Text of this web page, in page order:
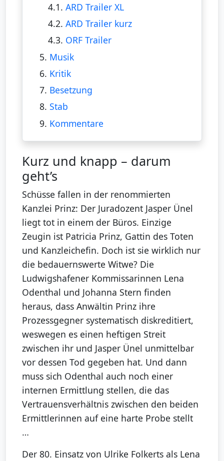
4.1.ARD Trailer XL
4.2.ARD Trailer kurz
4.3. ORF Trailer
5. Musik
6. Kritik
7. Besetzung
8. Stab
9. Kommentare
Kurz und knapp – darum
geht’s
Schüsse fallen in der renommierten
Kanzlei Prinz: Der Juradozent Jasper Ünel
liegt tot in einem der Büros. Einzige
Zeugin ist Patricia Prinz, Gattin des Toten
und Kanzleichefin. Doch ist sie wirklich nur
die bedauernswerte Witwe? Die
Ludwigshafener Kommissarinnen Lena
Odenthal und Johanna Stern finden
heraus, dass Anwältin Prinz ihre
Prozessgegner systematisch diskreditiert,
weswegen es einen heftigen Streit
zwischen ihr und Jasper Ünel unmittelbar
vor dessen Tod gegeben hat. Und dann
muss sich Odenthal auch noch einer
internen Ermittlung stellen, die das
Vertrauensverhältnis zwischen den beiden
Ermittlerinnen auf eine harte Probe stellt
…
Der 80. Einsatz von Ulrike Folkerts als Lena